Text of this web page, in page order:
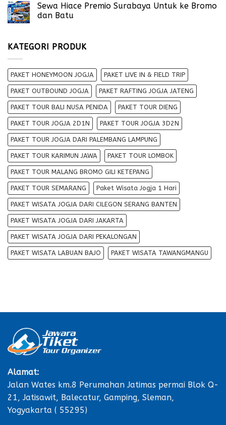
Sewa Hiace Premio Surabaya Untuk ke Bromo
dan Batu
KATEGORI PRODUK
PAKET HONEYMOON JOGJA PAKET LIVE IN & FIELD TRIP
PAKET OUTBOUND JOGJA PAKET RAFTING JOGJA JATENG
PAKET TOUR BALI NUSA PENIDA PAKET TOUR DIENG
PAKET TOUR JOGJA 2D1N PAKET TOUR JOGJA 3D2N
PAKET TOUR JOGJA DARI PALEMBANG LAMPUNG
PAKET TOUR KARIMUN JAWA PAKET TOUR LOMBOK
PAKET TOUR MALANG BROMO GILI KETEPANG
PAKET TOUR SEMARANG Paket Wisata Jogja 1 Hari
PAKET WISATA JOGJA DARI CILEGON SERANG BANTEN
PAKET WISATA JOGJA DARI JAKARTA
PAKET WISATA JOGJA DARI PEKALONGAN
PAKET WISATA LABUAN BAJO PAKET WISATA TAWANGMANGU
Alamat:
Jalan Wates km.8 Perumahan Jatimas permai Blok Q-
21, Jatisawit, Balecatur, Gamping, Sleman,
Yogyakarta ( 55295)